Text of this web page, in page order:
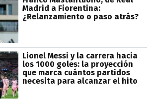
Madrid a Fiorentina:
¿Relanzamiento o paso atrás?
Lionel Messi y la carrera hacia
los 1000 goles: la proyección
que marca cuántos partidos
necesita para alcanzar el hito